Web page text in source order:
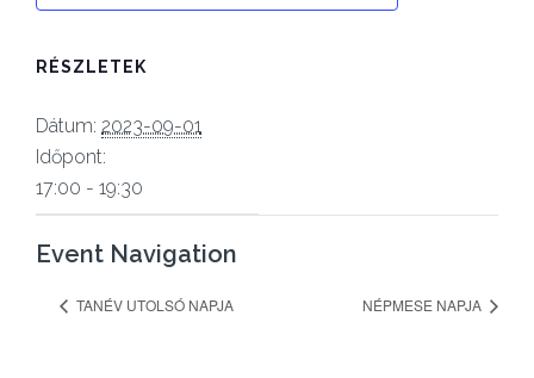
RÉSZLETEK
Dátum: 2023-09-01
Időpont:
17:00 - 19:30
Event Navigation
TANÉV UTOLSÓ NAPJA NÉPMESE NAPJA